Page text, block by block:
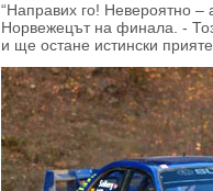
“Направих го! Невероятно
Норвежецът на финала. -
и ще остане истински